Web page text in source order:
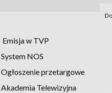
Emisja w TVP
System NOS
Ogłoszenie przetargowe
Akademia Telewizyjna